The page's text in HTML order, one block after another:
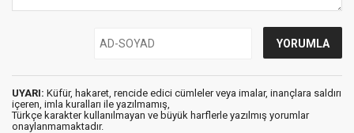
UYARI: Küfür, hakaret, rencide edici cümleler veya imalar, inançlara saldırı
içeren, imla kuralları ile yazılmamış,
Türkçe karakter kullanılmayan ve büyük harflerle yazılmış yorumlar
onaylanmamaktadır.